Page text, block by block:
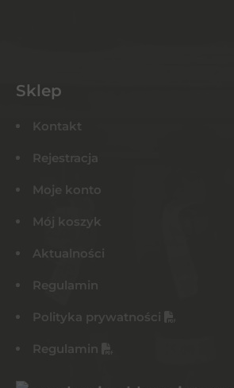
Sklep
Kontakt
Rejestracja
Moje konto
Mój koszyk
Aktualności
Regulamin
Polityka prywatności
Regulamin